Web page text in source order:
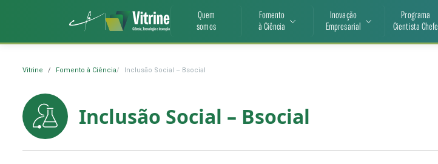
Quem
somos
Fomento
à Ciência
Inovação
Empresarial
Programa
Cientista Chefe
Vitrine Fomento à Ciência Inclusão Social – Bsocial
Inclusão Social – Bsocial